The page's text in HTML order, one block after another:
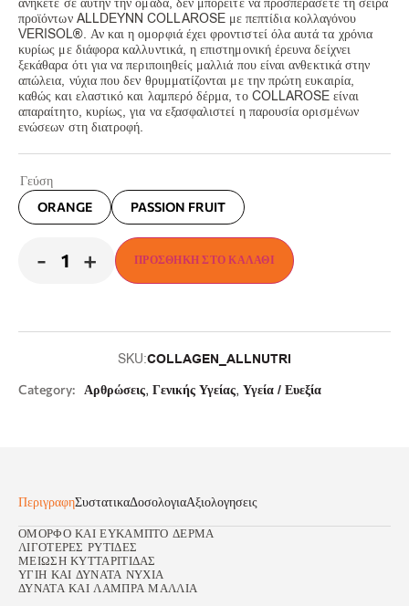
προϊόντων ALLDEYNN COLLAROSE με πεπτίδια κολλαγόνου
VERISOL®. Αν και η ομορφιά έχει φροντιστεί όλα αυτά τα χρόνια
κυρίως με διάφορα καλλυντικά, η επιστημονική έρευνα δείχνει
ξεκάθαρα ότι για να περιποιηθείς μαλλιά που είναι ανθεκτικά στην
απώλεια, νύχια που δεν θρυμματίζονται με την πρώτη ευκαιρία,
καθώς και ελαστικό και λαμπερό δέρμα, το COLLAROSE είναι
απαραίτητο, κυρίως, για να εξασφαλιστεί η παρουσία ορισμένων
ενώσεων στη διατροφή.
Γεύση
ORANGE PASSION FRUIT
- + ΠΡΟΣΘΉΚΗ ΣΤΟ ΚΑΛΆΘΙ
SKU:COLLAGEN_ALLNUTRI
Category: Αρθρώσεις, Γενικής Υγείας, Υγεία / Ευεξία
ΠεριγραφηΣυστατικαΔοσολογιαΑξιολογησεις
ΟΜΟΡΦΟ ΚΑΙ ΕΥΚΑΜΠΤΟ ΔΕΡΜΑ
ΛΙΓΟΤΕΡΕΣ ΡΥΤΙΔΕΣ
ΜΕΙΩΣΗ ΚΥΤΤΑΡΙΤΙΔΑΣ
ΥΓΙΗ ΚΑΙ ΔΥΝΑΤΑ ΝΥΧΙΑ
ΔΥΝΑΤΑ ΚΑΙ ΛΑΜΠΡΑ ΜΑΛΛΙΑ